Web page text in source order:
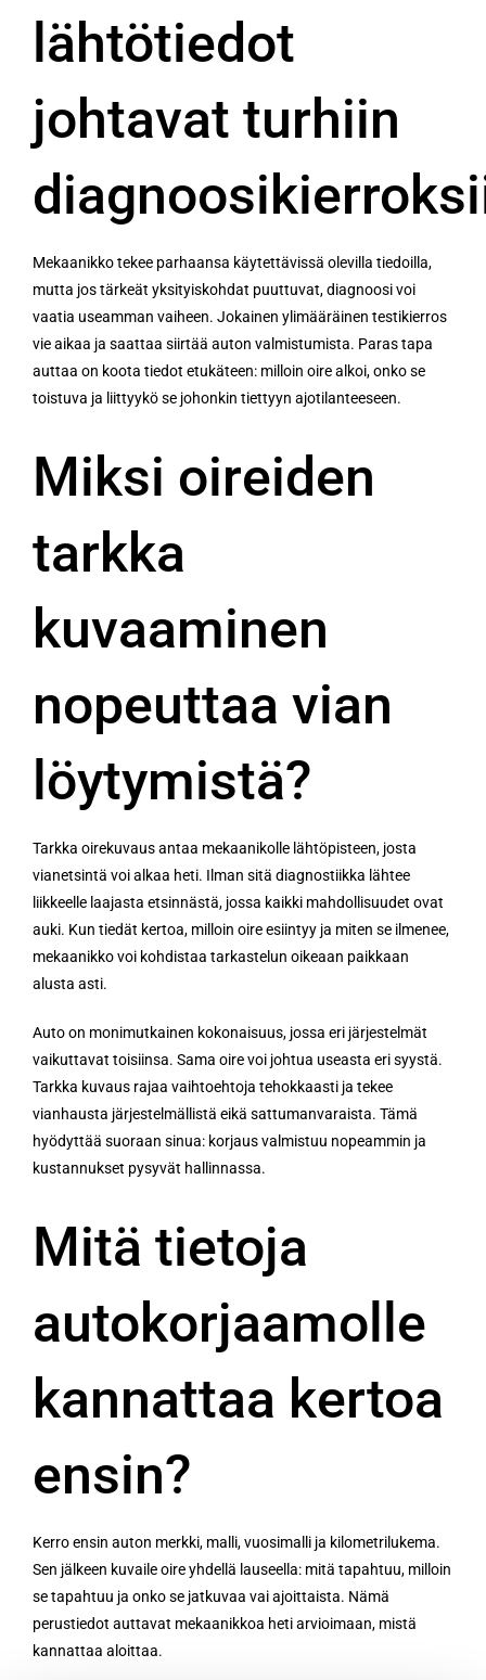
lähtötiedot
johtavat turhiin
Mekaanikko tekee parhaansa käytettävissä olevilla tiedoilla,
mutta jos tärkeät yksityiskohdat puuttuvat, diagnoosi voi
vaatia useamman vaiheen. Jokainen ylimääräinen testikierros
vie aikaa ja saattaa siirtää auton valmistumista. Paras tapa
auttaa on koota tiedot etukäteen: milloin oire alkoi, onko se
toistuva ja liittyykö se johonkin tiettyyn ajotilanteeseen.
Miksi oireiden
tarkka
kuvaaminen
nopeuttaa vian
löytymistä?
Tarkka oirekuvaus antaa mekaanikolle lähtöpisteen, josta
vianetsintä voi alkaa heti. Ilman sitä diagnostiikka lähtee
liikkeelle laajasta etsinnästä, jossa kaikki mahdollisuudet ovat
auki. Kun tiedät kertoa, milloin oire esiintyy ja miten se ilmenee,
mekaanikko voi kohdistaa tarkastelun oikeaan paikkaan
alusta asti.
Auto on monimutkainen kokonaisuus, jossa eri järjestelmät
vaikuttavat toisiinsa. Sama oire voi johtua useasta eri syystä.
Tarkka kuvaus rajaa vaihtoehtoja tehokkaasti ja tekee
vianhausta järjestelmällistä eikä sattumanvaraista. Tämä
hyödyttää suoraan sinua: korjaus valmistuu nopeammin ja
kustannukset pysyvät hallinnassa.
Mitä tietoja
autokorjaamolle
kannattaa kertoa
ensin?
Kerro ensin auton merkki, malli, vuosimalli ja kilometrilukema.
Sen jälkeen kuvaile oire yhdellä lauseella: mitä tapahtuu, milloin
se tapahtuu ja onko se jatkuvaa vai ajoittaista. Nämä
perustiedot auttavat mekaanikkoa heti arvioimaan, mistä
kannattaa aloittaa.